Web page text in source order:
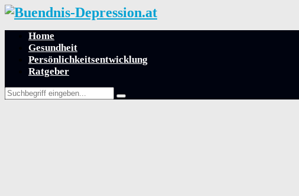
Home
Gesundheit
Persönlichkeitsentwicklung
Ratgeber
Search
for:
Search